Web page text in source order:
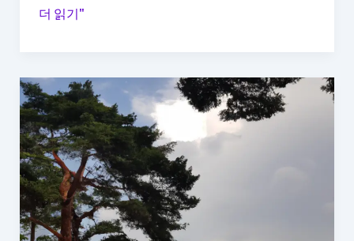
도
10
법
으
로
행
복
을
찾
아
더 읽기"